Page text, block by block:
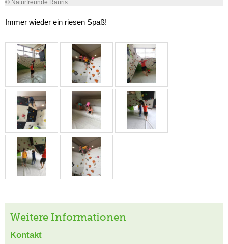
© Naturfreunde Rauris
Immer wieder ein riesen Spaß!
Weitere Informationen
Kontakt